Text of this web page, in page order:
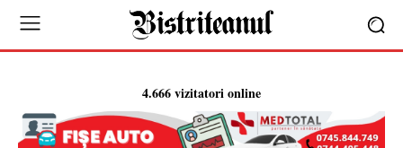
4.666 vizitatori online